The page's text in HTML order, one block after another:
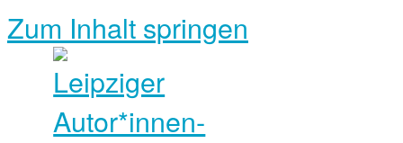
Zum Inhalt springen